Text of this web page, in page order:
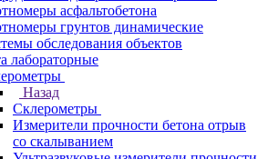
асфальтобетона
грунтов динамические
обследования объектов
лабораторные
Назад
Склерометры
Измерители прочности бетона отрыв
со скалыванием